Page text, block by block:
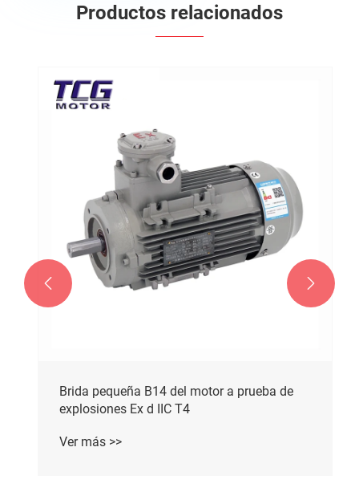
Productos relacionados
Brida pequeña B14 del motor a prueba de
explosiones Ex d IIC T4
Ver más >>
 